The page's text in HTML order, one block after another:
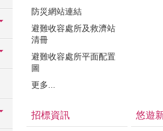
防災網站連結
避難收容處所及救濟站
清冊
避難收容處所平面配置
圖
更多...
招標資訊 悠遊